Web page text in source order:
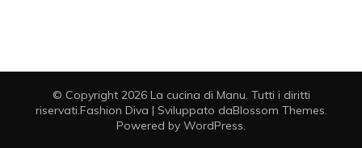
© Copyright 2026 La cucina di Manu. Tutti i diritti
riservati.Fashion Diva | Sviluppato daBlossom Themes.
Powered by WordPress.